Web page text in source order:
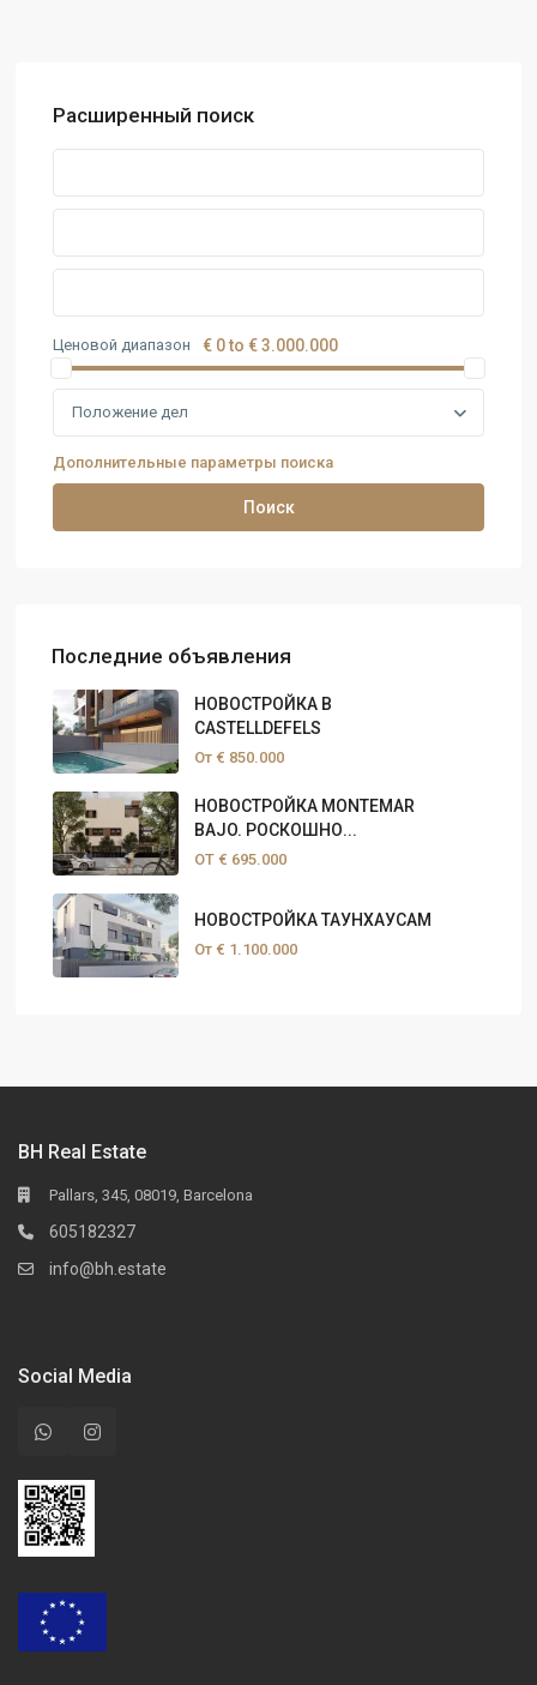
Расширенный поиск
Ценовой диапазон € 0 to € 3.000.000
Положение дел
Дополнительные параметры поиска
Поиск
Последние объявления
НОВОСТРОЙКА В
CASTELLDEFELS
От € 850.000
НОВОСТРОЙКА MONTEMAR
BAJO. РОСКОШНО...
ОТ € 695.000
НОВОСТРОЙКА ТАУНХАУСАМ
От € 1.100.000
BH Real Estate
Pallars, 345, 08019, Barcelona
605182327
info@bh.estate
Social Media